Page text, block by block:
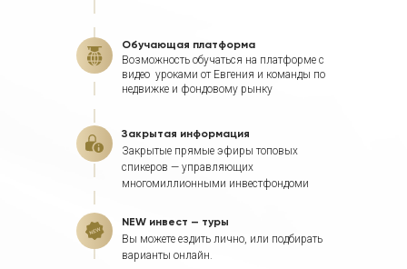
Обучающая платформа
Возможность обучаться на платформе с
видео уроками от Евгения и команды по
недвижке и фондовому рынку
NEW инвест — туры
Вы можете ездить лично, или подбирать
варианты онлайн.
Закрытая информация
Закрытые прямые эфиры топовых
спикеров — управляющих
многомиллионными инвестфондоми